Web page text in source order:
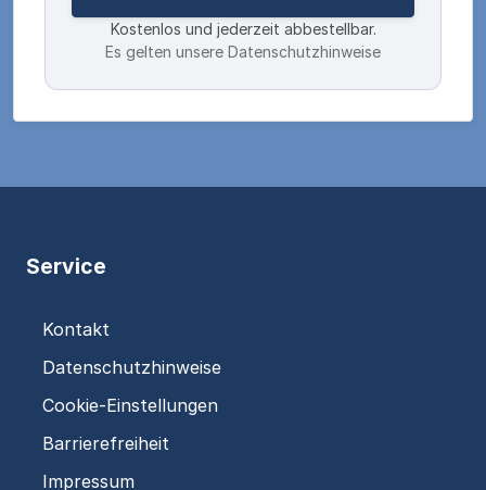
Kostenlos und jederzeit abbestellbar.
Es gelten unsere Datenschutzhinweise
Service
Kontakt
Datenschutzhinweise
Cookie-Einstellungen
Barrierefreiheit
Impressum